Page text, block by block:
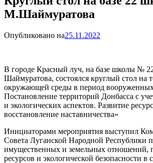
М.Шаймуратова
Опубликовано на25.11.2022
В городе Красный луч, на базе школы №
Шаймуратова, состоялся круглый стол на
окружающей среды в период
Постановление территорий Донбасса с
и экологических аспектов. Развитие
восстановление наставничества»
Инициаторами мероприятия выступил
Совета Луганской Народной Республики
имущественных и земельных отношений,
ресурсов и экологической безопасности в